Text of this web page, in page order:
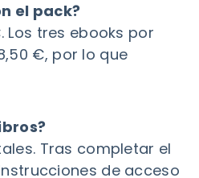
el pack?
Los tres ebooks por
€, por lo que
Tras completar el
de acceso